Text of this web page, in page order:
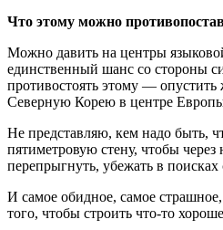
Что этому можно
Можно давить на центры
единственный шанс со стороны
противостоять этому — опустить
Северную Корею в центре
Не представляю, кем надо быть,
пятиметровую стену, чтобы
перепрыгнуть, убежать в поисках
И самое обидное, самое
того, чтобы строить что-то